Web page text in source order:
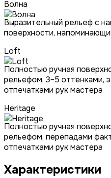
Волна
Выразительный рельеф с
поверхности,
Loft
Полностью ручная
рельефом, 3–5 оттенками,
отпечатками рук мастера
Heritage
Полностью ручная
рельефом, перепадами
отпечатками рук мастера
Характеристики